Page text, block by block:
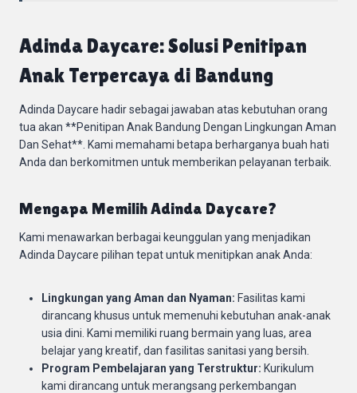
Adinda Daycare: Solusi Penitipan
Anak Terpercaya di Bandung
Adinda Daycare hadir sebagai jawaban atas kebutuhan orang
tua akan **Penitipan Anak Bandung Dengan Lingkungan Aman
Dan Sehat**. Kami memahami betapa berharganya buah hati
Anda dan berkomitmen untuk memberikan pelayanan terbaik.
Mengapa Memilih Adinda Daycare?
Kami menawarkan berbagai keunggulan yang menjadikan
Adinda Daycare pilihan tepat untuk menitipkan anak Anda:
Lingkungan yang Aman dan Nyaman: Fasilitas kami
dirancang khusus untuk memenuhi kebutuhan anak-anak
usia dini. Kami memiliki ruang bermain yang luas, area
belajar yang kreatif, dan fasilitas sanitasi yang bersih.
Program Pembelajaran yang Terstruktur: Kurikulum
kami dirancang untuk merangsang perkembangan